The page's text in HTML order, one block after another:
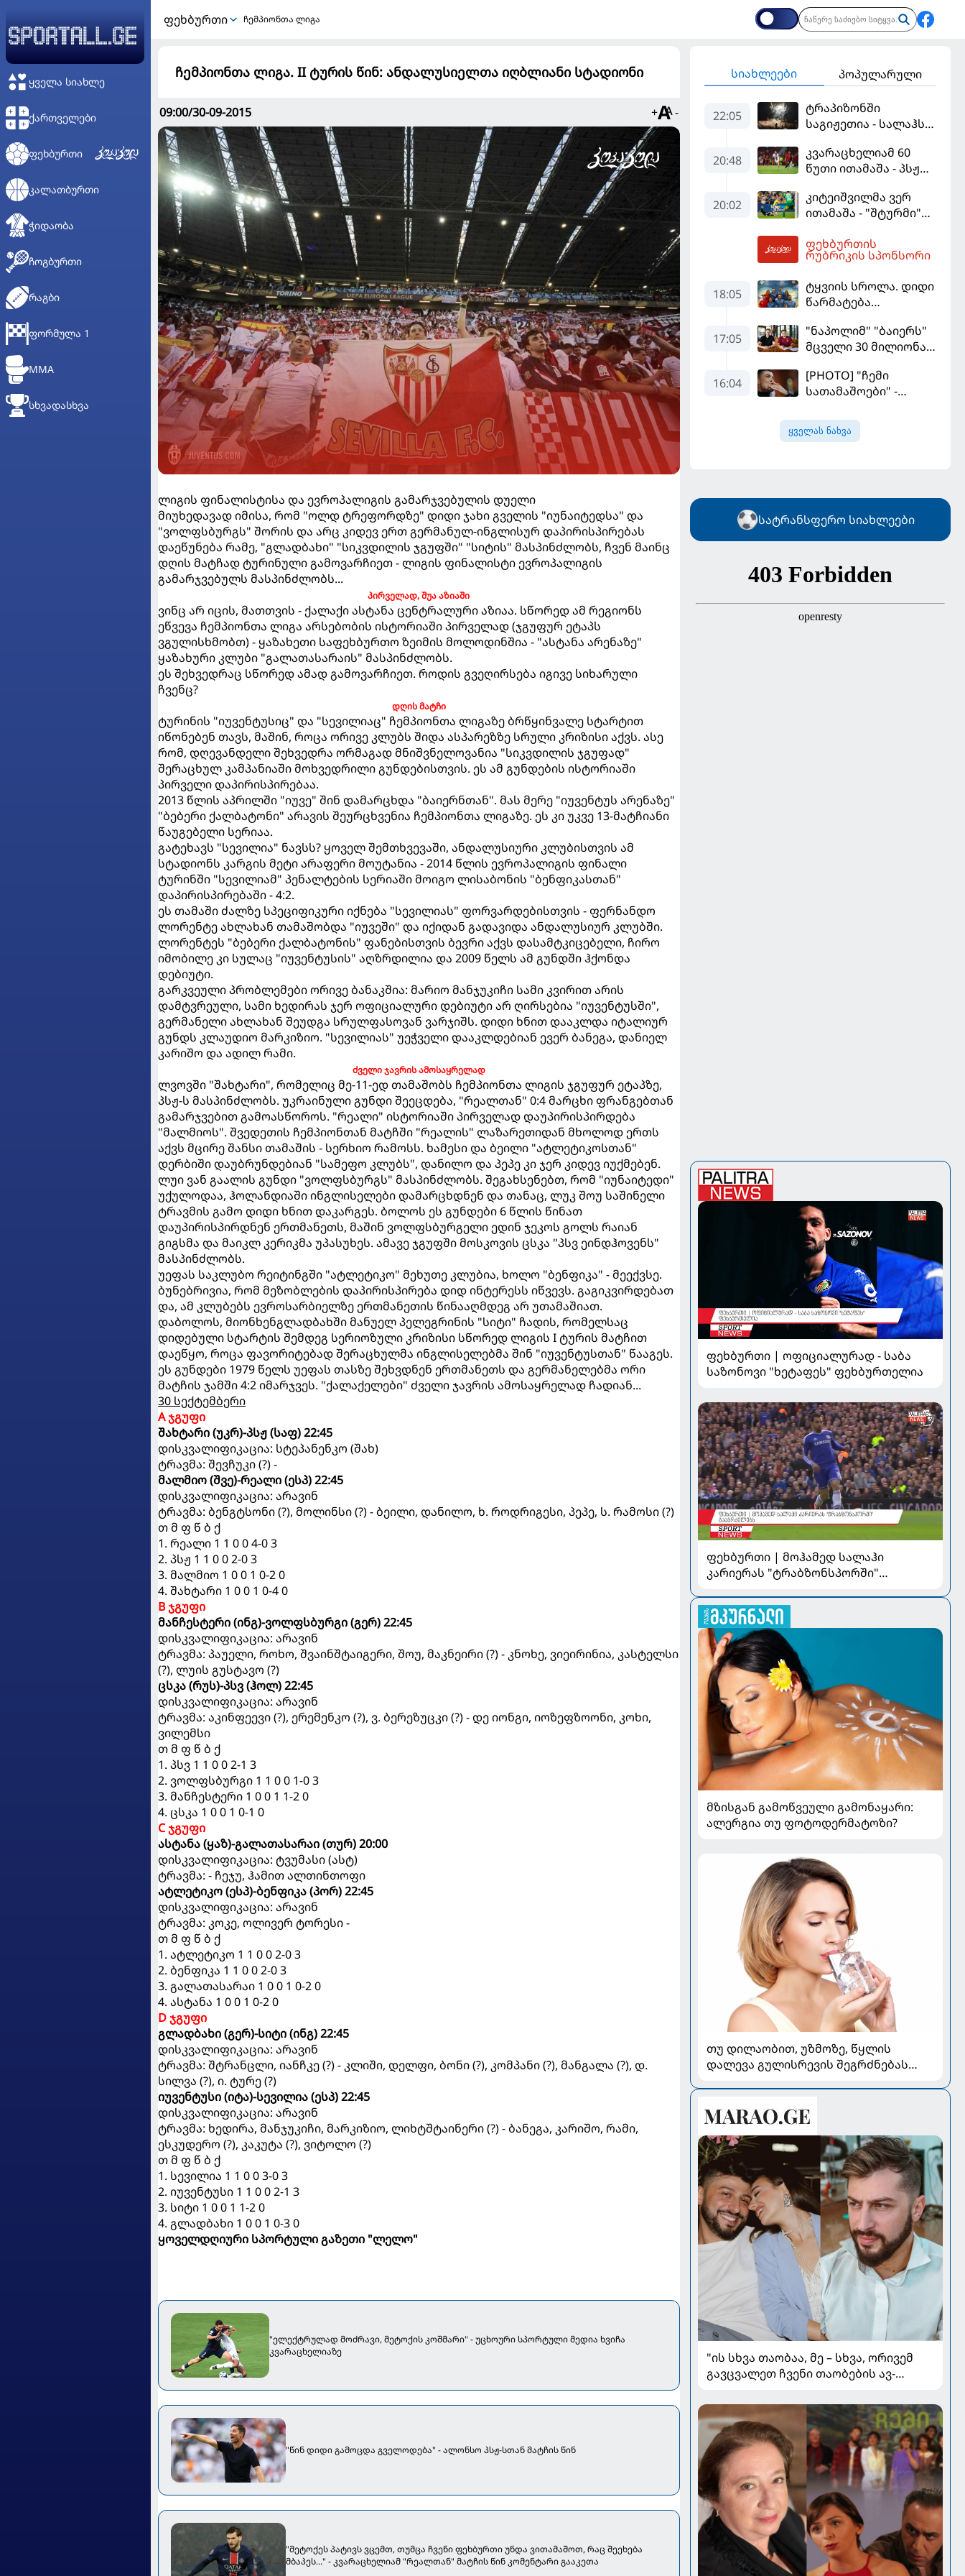
ᲧᲕᲔᲚᲐ ᲡᲘᲐᲮᲚᲔ
ᲥᲐᲠᲗᲕᲔᲚᲔᲑᲘ
ᲤᲔᲮᲑᲣᲠᲗᲘ
ᲙᲐᲚᲐᲗᲑᲣᲠᲗᲘ
ᲭᲘᲓᲐᲝᲑᲐ
ᲩᲝᲒᲑᲣᲠᲗᲘ
ᲠᲐᲒᲑᲘ
ᲤᲝᲠᲛᲣᲚᲐ 1
MMA
ᲡᲮᲕᲐᲓᲐᲡᲮᲕᲐ
ᲤᲔᲮᲑᲣᲠᲗᲘ ჩემპიონთა ლიგა
ჩემპიონთა ლიგა. II ტურის წინ: ანდალუსიელთა იღბლიანი სტადიონი
09:00/30-09-2015 + -
ლიგის ფინალისტისა და ევროპალიგის გამარჯვებულის დუელი
მიუხედავად იმისა, რომ "ოლდ ტრეფორდზე" დიდი ჯახი გველის "იუნაიტედსა" და
"ვოლფსბურგს" შორის და არც კიდევ ერთ გერმანულ-ინგლისურ დაპირისპირებას
დაეწუნება რამე, "გლადბახი" "სიკვდილის ჯგუფში" "სიტის" მასპინძლობს, ჩვენ მაინც
დღის მატჩად ტურინული გამოვარჩიეთ - ლიგის ფინალისტი ევროპალიგის
გამარჯვებულს მასპინძლობს...
პირველად, შუა აზიაში
ვინც არ იცის, მათთვის - ქალაქი ასტანა ცენტრალური აზიაა. სწორედ ამ რეგიონს
ეწვევა ჩემპიონთა ლიგა არსებობის ისტორიაში პირველად (ჯგუფურ ეტაპს
ვგულისხმობთ) - ყაზახეთი საფეხბურთო ზეიმის მოლოდინშია - "ასტანა არენაზე"
ყაზახური კლუბი "გალათასარაის" მასპინძლობს.
ეს შეხვედრაც სწორედ ამად გამოვარჩიეთ. როდის გვეღირსება იგივე სიხარული
ჩვენც?
დღის მატჩი
ტურინის "იუვენტუსიც" და "სევილიაც" ჩემპიონთა ლიგაზე ბრწყინვალე სტარტით
იწონებენ თავს, მაშინ, როცა ორივე კლუბს შიდა ასპარეზზე სრული კრიზისი აქვს. ასე
რომ, დღევანდელი შეხვედრა ორმაგად მნიშვნელოვანია "სიკვდილის ჯგუფად"
შერაცხულ კამპანიაში მოხვედრილი გუნდებისთვის. ეს ამ გუნდების ისტორიაში
პირველი დაპირისპირებაა.
2013 წლის აპრილში "იუვე" შინ დამარცხდა "ბაიერნთან". მას მერე "იუვენტუს არენაზე"
"ბებერი ქალბატონი" არავის შეურცხვენია ჩემპიონთა ლიგაზე. ეს კი უკვე 13-მატჩიანი
წაუგებელი სერიაა.
გატეხავს "სევილია" ნავსს? ყოველ შემთხვევაში, ანდალუსიური კლუბისთვის ამ
სტადიონს კარგის მეტი არაფერი მოუტანია - 2014 წლის ევროპალიგის ფინალი
ტურინში "სევილიამ" პენალტების სერიაში მოიგო ლისაბონის "ბენფიკასთან"
დაპირისპირებაში - 4:2.
ეს თამაში ძალზე სპეციფიკური იქნება "სევილიას" ფორვარდებისთვის - ფერნანდო
ლორენტე ახლახან თამაშობდა "იუვეში" და იქიდან გადავიდა ანდალუსიურ კლუბში.
ლორენტეს "ბებერი ქალბატონის" ფანებისთვის ბევრი აქვს დასამტკიცებელი, ჩირო
იმობილე კი სულაც "იუვენტუსის" აღზრდილია და 2009 წელს ამ გუნდში ჰქონდა
დებიუტი.
გარკვეული პრობლემები ორივე ბანაკშია: მარიო მანჯუკიჩი სამი კვირით არის
დამტვრეული, სამი ხედირას ჯერ ოფიციალური დებიუტი არ ღირსებია "იუვენტუსში",
გერმანელი ახლახან შეუდგა სრულფასოვან ვარჯიშს. დიდი ხნით დააკლდა იტალიურ
გუნდს კლაუდიო მარკიზიო. "სევილიას" უეჭველი დააკლდებიან ევერ ბანეგა, დანიელ
კარიშო და ადილ რამი.
ძველი ჯავრის ამოსაყრელად
ლვოვში "შახტარი", რომელიც მე-11-ედ თამაშობს ჩემპიონთა ლიგის ჯგუფურ ეტაპზე,
პსჟ-ს მასპინძლობს. უკრაინული გუნდი შეეცდება, "რეალთან" 0:4 მარცხი ფრანგებთან
გამარჯვებით გამოასწოროს. "რეალი" ისტორიაში პირველად დაუპირისპირდება
"მალმიოს". შვედეთის ჩემპიონთან მატჩში "რეალის" ლაზარეთიდან მხოლოდ ერთს
აქვს მცირე შანსი თამაშის - სერხიო რამოსს. ხამესი და ბეილი "ატლეტიკოსთან"
დერბიში დაუბრუნდებიან "სამეფო კლუბს", დანილო და პეპე კი ჯერ კიდევ იუქმებენ.
ლუი ვან გაალის გუნდი "ვოლფსბურგს" მასპინძლობს. შეგახსენებთ, რომ "იუნაიტედი"
უქულოდაა, ჰოლანდიაში ინგლისელები დამარცხდნენ და თანაც, ლუკ შოუ საშინელი
ტრავმის გამო დიდი ხნით დაკარგეს. ბოლოს ეს გუნდები 6 წლის წინათ
დაუპირისპირდნენ ერთმანეთს, მაშინ ვოლფსბურგელი ედინ ჯეკოს გოლს რაიან
გიგსმა და მაიკლ კერიკმა უპასუხეს. ამავე ჯგუფში მოსკოვის ცსკა "პსვ ეინდჰოვენს"
მასპინძლობს.
უეფას საკლუბო რეიტინგში "ატლეტიკო" მეხუთე კლუბია, ხოლო "ბენფიკა" - მეექვსე.
ბუნებრივია, რომ მეზობლების დაპირისპირება დიდ ინტერესს იწვევს. გაგიკვირდებათ
და, ამ კლუბებს ევროსარბიელზე ერთმანეთის წინააღმდეგ არ უთამაშიათ.
დაბოლოს, მიონხენგლადბახში მანუელ პელეგრინის "სიტი" ჩადის, რომელსაც
დიდებული სტარტის შემდეგ სერიოზული კრიზისი სწორედ ლიგის I ტურის მატჩით
დაეწყო, როცა ფავორიტებად შერაცხულმა ინგლისელებმა შინ "იუვენტუსთან" წააგეს.
ეს გუნდები 1979 წელს უეფას თასზე შეხვდნენ ერთმანეთს და გერმანელებმა ორი
მატჩის ჯამში 4:2 იმარჯვეს. "ქალაქელები" ძველი ჯავრის ამოსაყრელად ჩადიან...
30 სექტემბერი
A ჯგუფი
შახტარი (უკრ)-პსჟ (საფ) 22:45
დისკვალიფიკაცია: სტეპანენკო (შახ)
ტრავმა: შევჩუკი (?) -
მალმიო (შვე)-რეალი (ესპ) 22:45
დისკვალიფიკაცია: არავინ
ტრავმა: ბენგტსონი (?), მოლინსი (?) - ბეილი, დანილო, ხ. როდრიგესი, პეპე, ს. რამოსი (?)
თ მ ფ წ ბ ქ
1. რეალი 1 1 0 0 4-0 3
2. პსჟ 1 1 0 0 2-0 3
3. მალმიო 1 0 0 1 0-2 0
4. შახტარი 1 0 0 1 0-4 0
B ჯგუფი
მანჩესტერი (ინგ)-ვოლფსბურგი (გერ) 22:45
დისკვალიფიკაცია: არავინ
ტრავმა: პაუელი, როხო, შვაინშტაიგერი, შოუ, მაკნეირი (?) - კნოხე, ვიეირინია, კასტელსი
(?), ლუის გუსტავო (?)
ცსკა (რუს)-პსვ (ჰოლ) 22:45
დისკვალიფიკაცია: არავინ
ტრავმა: აკინფეევი (?), ერემენკო (?), ვ. ბერეზუცკი (?) - დე იონგი, იოზეფზოონი, კოხი,
ვილემსი
თ მ ფ წ ბ ქ
1. პსვ 1 1 0 0 2-1 3
2. ვოლფსბურგი 1 1 0 0 1-0 3
3. მანჩესტერი 1 0 0 1 1-2 0
4. ცსკა 1 0 0 1 0-1 0
C ჯგუფი
ასტანა (ყაზ)-გალათასარაი (თურ) 20:00
დისკვალიფიკაცია: ტვუმასი (ასტ)
ტრავმა: - ჩეჯუ, ჰამით ალთინთოფი
ატლეტიკო (ესპ)-ბენფიკა (პორ) 22:45
დისკვალიფიკაცია: არავინ
ტრავმა: კოკე, ოლივერ ტორესი -
თ მ ფ წ ბ ქ
1. ატლეტიკო 1 1 0 0 2-0 3
2. ბენფიკა 1 1 0 0 2-0 3
3. გალათასარაი 1 0 0 1 0-2 0
4. ასტანა 1 0 0 1 0-2 0
D ჯგუფი
გლადბახი (გერ)-სიტი (ინგ) 22:45
დისკვალიფიკაცია: არავინ
ტრავმა: შტრანცლი, იანჩკე (?) - კლიში, დელფი, ბონი (?), კომპანი (?), მანგალა (?), დ.
სილვა (?), ი. ტურე (?)
იუვენტუსი (იტა)-სევილია (ესპ) 22:45
დისკვალიფიკაცია: არავინ
ტრავმა: ხედირა, მანჯუკიჩი, მარკიზიო, ლიხტშტაინერი (?) - ბანეგა, კარიშო, რამი,
ესკუდერო (?), კაკუტა (?), ვიტოლო (?)
თ მ ფ წ ბ ქ
1. სევილია 1 1 0 0 3-0 3
2. იუვენტუსი 1 1 0 0 2-1 3
3. სიტი 1 0 0 1 1-2 0
4. გლადბახი 1 0 0 1 0-3 0
ყოველდღიური სპორტული გაზეთი "ლელო"
"ელექტრულად მოძრავი, მეტოქის კოშმარი" - უცხოური სპორტული მედია ხვიჩა
კვარაცხელიაზე
"წინ დიდი გამოცდა გველოდება" - ალონსო პსჟ-სთან მატჩის წინ
"მეტოქეს პატივს ვცემთ, თუმცა ჩვენი ფეხბურთი უნდა ვითამაშოთ, რაც შეეხება
მბაპეს..." - კვარაცხელიამ "რეალთან" მატჩის წინ კომენტარი გააკეთა
სიახლეები პოპულარული
22:05
ტრაპიზონში
საგიჟეთია - სალაჰს
დახვდა
20:48
კვარაცხელიამ 60
წუთი ითამაშა - პსჟ
მატჩში
"მალიორკასთან"
20:02
კიტეიშვილმა ვერ
ითამაშა - "შტურმი"
"ფენერბაჰჩესთან"
დამარცხდა
ფეხბურთის
რუბრიკის სპონსორი
18:05
ტყვიის სროლა. დიდი
წარმატება
17:05
"ნაპოლიმ" "ბაიერს"
მცველი 30 მილიონად
16:04
[PHOTO] "ჩემი
სათამაშოები" -
ძვირფასი ავტოპარკი
აჩვენა
ყველას ნახვა
სატრანსფერო სიახლეები
ფეხბურთი | ოფიციალურად - საბა
საზონოვი "ხეტაფეს" ფეხბურთელია
ფეხბურთი | მოჰამედ სალაჰი
კარიერას "ტრაბზონსპორში"
მზისგან გამოწვეული გამონაყარი:
ალერგია თუ ფოტოდერმატოზი?
თუ დილაობით, უზმოზე, წყლის
დალევა გულისრევის შეგრძნებას
"ის სხვა თაობაა, მე – სხვა, ორივემ
გავცვალეთ ჩვენი თაობების ავ-
და ოჯახის შესახებ